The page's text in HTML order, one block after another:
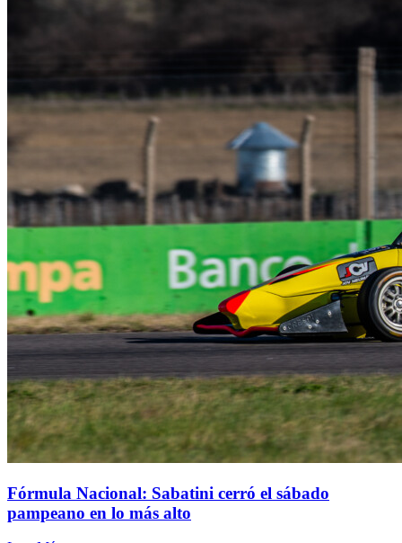
Fórmula Nacional: Sabatini cerró el sábado
pampeano en lo más alto